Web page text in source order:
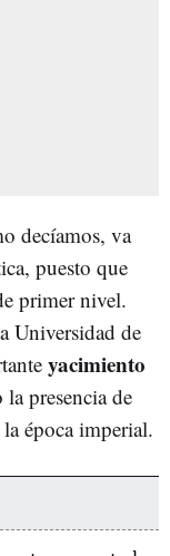
decíamos, va
puesto que
primer nivel.
Universidad de
yacimiento
presencia de
época imperial.